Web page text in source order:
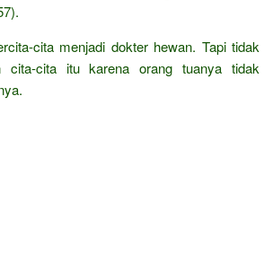
cita menjadi dokter hewan. Tapi tidak
cita-cita itu karena orang tuanya tidak